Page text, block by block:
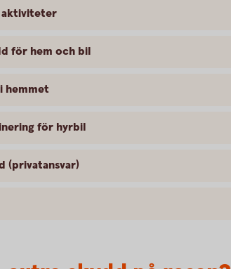
för hem och bil
hemmet
för hyrbil
(privatansvar)